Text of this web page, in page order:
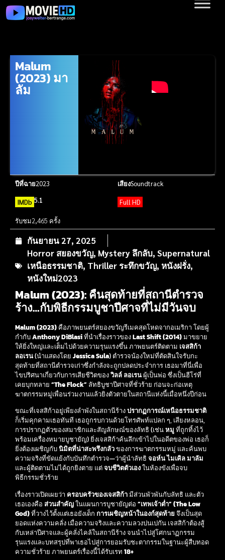
Malum
(2023) มา
ลัม
ปีที่ฉาย2023 เสียงSoundtrack
IMDb 5.1 Full HD
รับชม2,465 ครั้ง
กันยายน 27, 2025
Horror สยองขวัญ, Mystery ลึกลับ, Supernatural
เหนือธรรมชาติ, Thriller ระทึกขวัญ, หนังฝรั่ง,
หนังใหม่2023
Malum (2023): คืนสุดท้ายที่สถานีตำรวจ
ร้าง…กับพิธีกรรมบูชาปีศาจที่ไม่มีวันจบ
Malum (2023) คือภาพยนตร์สยองขวัญรีเมคสุดโหดจากอเมริกา โดยผู้
กำกับAnthony DiBlasiที่นำเรื่องราวของLast Shift (2014)มาขยาย
ให้ยิ่งใหญ่และเต็มไปด้วยความรุนแรงขึ้น ภาพยนตร์ติดตาม เจสสิก้า
ลอเรน(นำแสดงโดย Jessica Sula) ตำรวจน้องใหม่ที่ตัดสินใจรับกะ
สุดท้ายที่สถานีตำรวจเก่าซึ่งกำลังจะถูกปลดประจำการ เธอมาที่นี่เพื่อ
ไขปริศนาเกี่ยวกับการเสียชีวิตของวิลล์ ลอเรนผู้เป็นพ่อ ซึ่งเป็นฮีโร่ที่
เคยบุกทลาย “The Flock” ลัทธิบูชาปีศาจที่ชั่วร้าย ก่อนจะก่อเหตุ
ฆาตกรรมหมู่เพื่อนร่วมงานแล้วยิงตัวตายในสถานีแห่งนี้เมื่อหนึ่งปีก่อน
ขณะที่เจสสิก้าอยู่เพียงลำพังในสถานีร้างปรากฏการณ์เหนือธรรมชาติ
ก็เริ่มคุกคามเธอทันที เธอถูกรบกวนด้วยโทรศัพท์แปลก ๆ, เสียงหลอน,
การปรากฏตัวของสมาชิกและสัญลักษณ์ของลัทธิ (เช่นหมูที่ถูกทิ้งไว้
พร้อมเครื่องหมายบูชายัญ) ยิ่งเจสสิก้าค้นลึกเข้าไปในอดีตของพ่อ เธอก็
ยิ่งต้องเผชิญกับนิมิตที่น่าสะพรึงกลัวของการฆาตกรรมหมู่ และค้นพบ
ความจริงที่ขัดแย้งกับบันทึกตำรวจ—ว่าผู้นำลัทธิ จอห์น ไมเคิล มาลัม
และผู้ติดตามไม่ได้ถูกยิงตาย แต่จบชีวิตตัวเองในห้องขังเพื่อจบ
พิธีกรรมชั่วร้าย
เรื่องราวเปิดเผยว่า ครอบครัวของเจสสิก้ามีส่วนพัวพันกับลัทธิ และตัว
เธอเองคือ ส่วนสำคัญในแผนการบูชายัญต่อ “เทพเจ้าต่ำ” (The Low
God)ที่วางไว้ตั้งแต่เธอยังเด็ก การเผชิญหน้าในองก์สุดท้าย จึงเป็นสุด
ยอดแห่งความคลั่ง เมื่อความจริงและความลวงปนเปกัน เจสสิก้าต้องสู้
กับเหล่าปีศาจและผู้คลั่งไคล้ในสถานีร้าง จนนำไปสู่โศกนาฏกรรม
รุนแรงและบทสรุปที่พาเธอไปสู่การยอมรับชะตากรรมในฐานะผู้สืบทอด
ความชั่วร้าย ภาพยนตร์เรื่องนี้ได้รับเรท 18+